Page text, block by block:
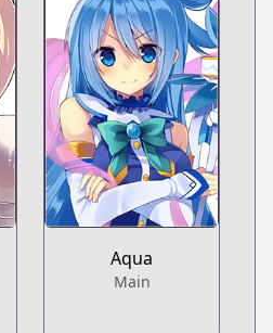
Aqua
Main